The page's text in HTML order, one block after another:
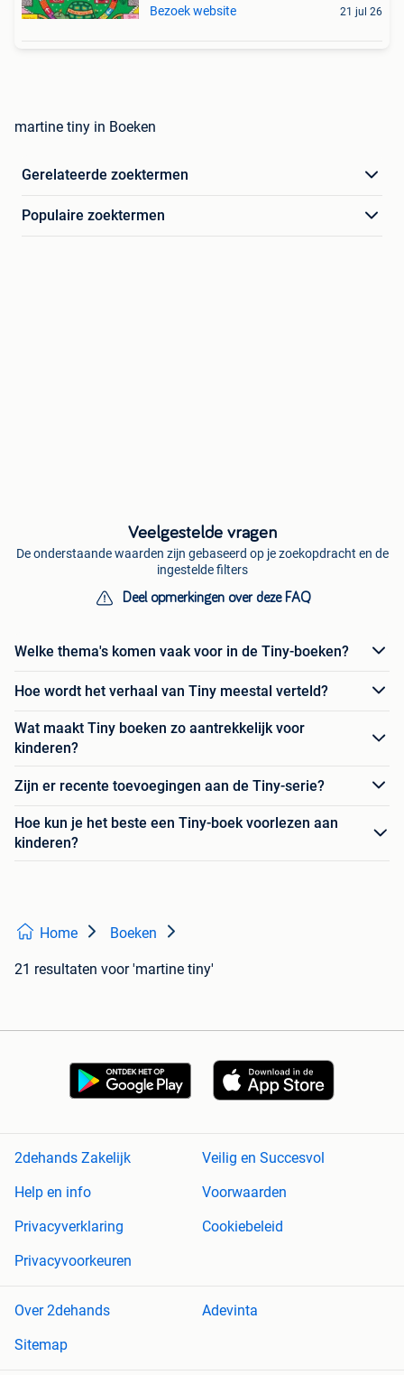
Bezoek website 21 jul 26
martine tiny in Boeken
Gerelateerde zoektermen
Populaire zoektermen
Veelgestelde vragen
De onderstaande waarden zijn gebaseerd op je zoekopdracht en de
ingestelde filters
Deel opmerkingen over deze FAQ
Welke thema's komen vaak voor in de Tiny-boeken?
Hoe wordt het verhaal van Tiny meestal verteld?
Wat maakt Tiny boeken zo aantrekkelijk voor
kinderen?
Zijn er recente toevoegingen aan de Tiny-serie?
Hoe kun je het beste een Tiny-boek voorlezen aan
kinderen?
Home Boeken
21 resultaten voor 'martine tiny'
2dehands Zakelijk
Veilig en Succesvol
Help en info
Voorwaarden
Privacyverklaring
Cookiebeleid
Privacyvoorkeuren
Over 2dehands
Adevinta
Sitemap